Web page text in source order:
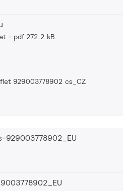
pdf 272.2 kB
929003778902 cs_CZ